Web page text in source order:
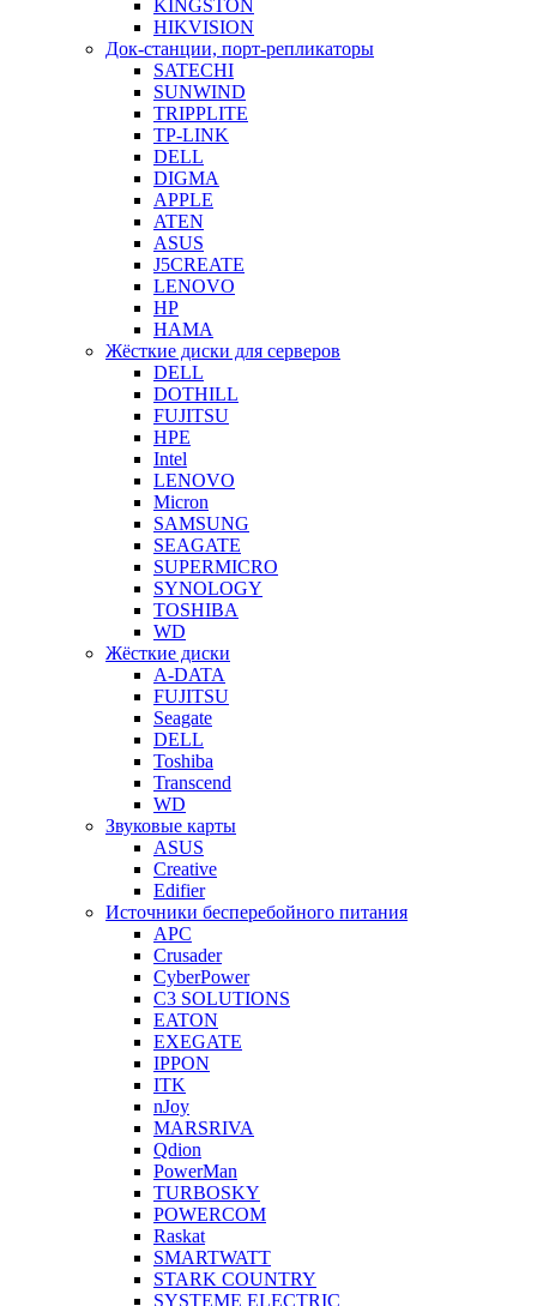
KINGSTON
HIKVISION
Док-станции, порт-репликаторы
SATECHI
SUNWIND
TRIPPLITE
TP-LINK
DELL
DIGMA
APPLE
ATEN
ASUS
J5CREATE
LENOVO
HP
HAMA
Жёсткие диски для серверов
DELL
DOTHILL
FUJITSU
HPE
Intel
LENOVO
Micron
SAMSUNG
SEAGATE
SUPERMICRO
SYNOLOGY
TOSHIBA
WD
Жёсткие диски
A-DATA
FUJITSU
Seagate
DELL
Toshiba
Transcend
WD
Звуковые карты
ASUS
Creative
Edifier
Источники бесперебойного питания
APC
Crusader
CyberPower
C3 SOLUTIONS
EATON
EXEGATE
IPPON
ITK
nJoy
MARSRIVA
Qdion
PowerMan
TURBOSKY
POWERCOM
Raskat
SMARTWATT
STARK COUNTRY
SYSTEME ELECTRIC